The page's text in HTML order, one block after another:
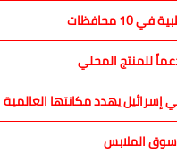
محافظات
للمنتج المحلي
إسرائيل يهدد مكانتها العالمية